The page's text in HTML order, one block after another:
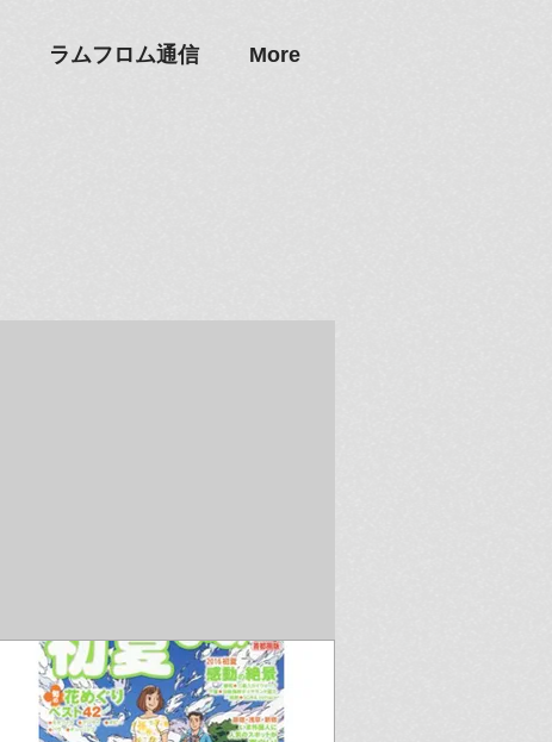
ラムフロム通信 More